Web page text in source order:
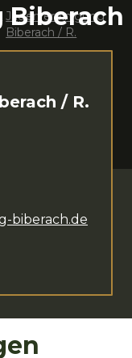
Biberach
lernen.
deine
Jägervereinigung
Biberach / R.
/ R.
biberach.de